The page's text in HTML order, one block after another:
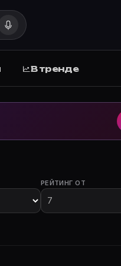
на Movie Planner
В тренде
РЕЙТИНГ ОТ